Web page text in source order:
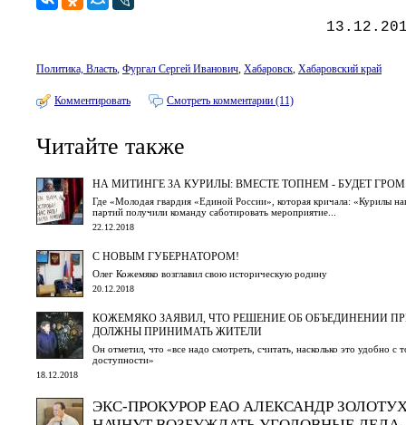
Политика, Власть, Фургал Сергей Иванович, Хабаровск, Хабаровский край
Комментировать Смотреть комментарии (11)
Читайте также
НА МИТИНГЕ ЗА КУРИЛЫ: ВМЕСТЕ ТОПНЕМ - БУДЕТ ГРОМ
Где «Молодая гвардия «Единой России», которая кричала: «Курилы
партий получили команду саботировать мероприятие...
22.12.2018
С НОВЫМ ГУБЕРНАТОРОМ!
Олег Кожемяко возглавил свою историческую родину
20.12.2018
КОЖЕМЯКО ЗАЯВИЛ, ЧТО РЕШЕНИЕ ОБ ОБЪЕДИНЕНИИ
ДОЛЖНЫ ПРИНИМАТЬ ЖИТЕЛИ
Он отметил, что «все надо смотреть, считать, насколько это удобно с
доступности»
18.12.2018
ЭКС-ПРОКУРОР ЕАО АЛЕКСАНДР